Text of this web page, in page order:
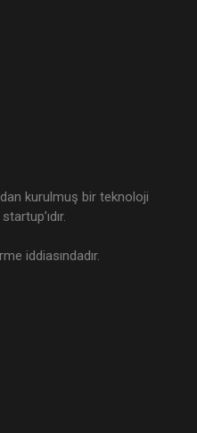
kurulmuş bir teknoloji
iddiasındadır.